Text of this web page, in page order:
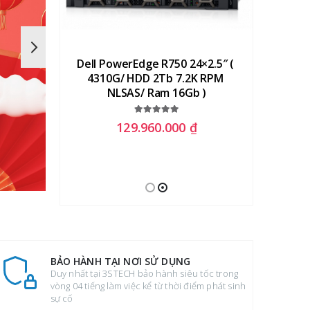
Dell PowerEdge R750 24×2.5″ (
4310G/ HDD 2Tb 7.2K RPM
NLSAS/ Ram 16Gb )
129.960.000 ₫
BẢO HÀNH TẠI NƠI SỬ DỤNG
Duy nhất tại 3STECH bảo hành siêu tốc trong
vòng 04 tiếng làm việc kể từ thời điểm phát sinh
sự cố